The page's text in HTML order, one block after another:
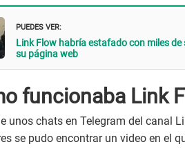
PUEDES VER:
Link Flow habría estafado con miles
su página web
funcionaba Link
unos chats en Telegram del canal
se pudo encontrar un video en el